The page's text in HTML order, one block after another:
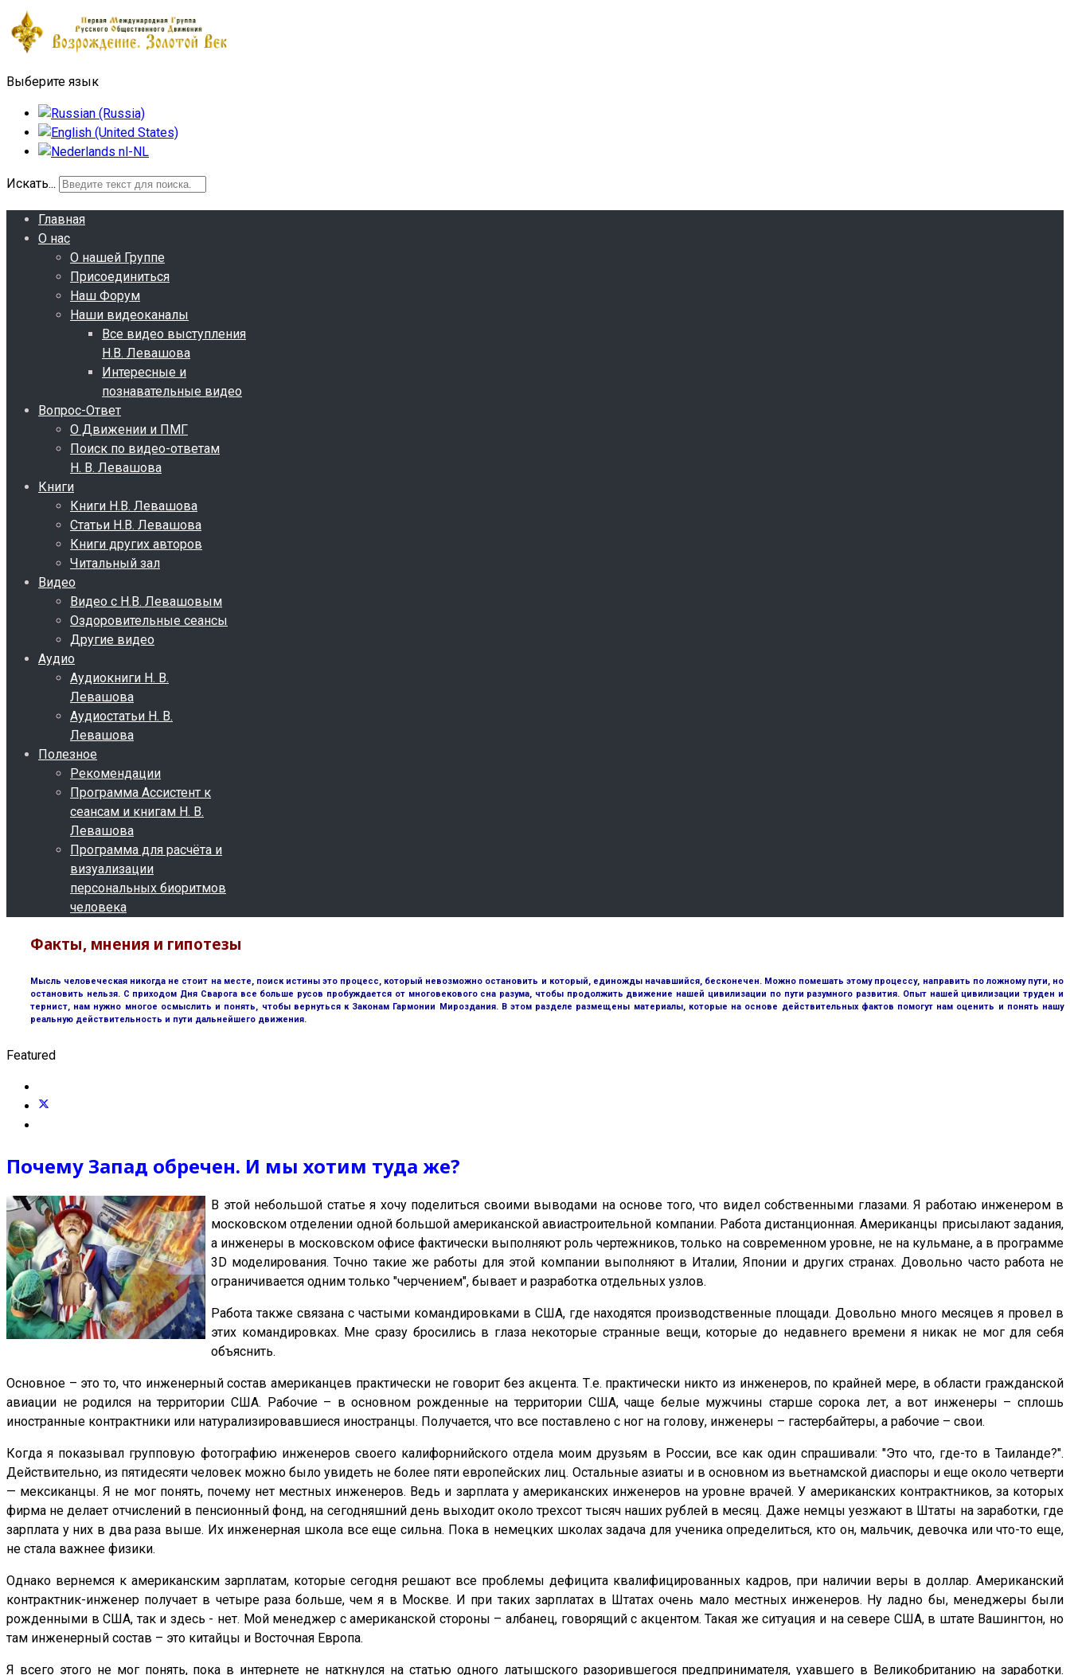
Выберите язык
Искать...
Главная
О нас
О нашей Группе
Присоединиться
Наш Форум
Наши видеоканалы
Все видео выступления
Н.В. Левашова
Интересные и
познавательные видео
Вопрос-Ответ
О Движении и ПМГ
Поиск по видео-ответам
Н. В. Левашова
Книги
Книги Н.В. Левашова
Статьи Н.В. Левашова
Книги других авторов
Читальный зал
Видео
Видео с Н.В. Левашовым
Оздоровительные сеансы
Другие видео
Аудио
Аудиокниги Н. В.
Левашова
Аудиостатьи Н. В.
Левашова
Полезное
Рекомендации
Программа Ассистент к
сеансам и книгам Н. В.
Левашова
Программа для расчёта и
визуализации
персональных биоритмов
человека
Факты, мнения и гипотезы
Мысль человеческая никогда не стоит на месте, поиск истины это процесс, который невозможно остановить и который, единожды начавшийся, бесконечен. Можно помешать этому процессу, направить по ложному пути, но
остановить нельзя. С приходом Дня Сварога все больше русов пробуждается от многовекового сна разума, чтобы продолжить движение нашей цивилизации по пути разумного развития. Опыт нашей цивилизации труден и
тернист, нам нужно многое осмыслить и понять, чтобы вернуться к Законам Гармонии Мироздания. В этом разделе размещены материалы, которые на основе действительных фактов помогут нам оценить и понять нашу
реальную действительность и пути дальнейшего движения.
Featured
Почему Запад обречен. И мы хотим туда же?
В этой небольшой статье я хочу поделиться своими выводами на основе того, что видел собственными глазами. Я работаю инженером в
московском отделении одной большой американской авиастроительной компании. Работа дистанционная. Американцы присылают задания,
а инженеры в московском офисе фактически выполняют роль чертежников, только на современном уровне, не на кульмане, а в программе
3D моделирования. Точно такие же работы для этой компании выполняют в Италии, Японии и других странах. Довольно часто работа не
ограничивается одним только "черчением", бывает и разработка отдельных узлов.
Работа также связана с частыми командировками в США, где находятся производственные площади. Довольно много месяцев я провел в
этих командировках. Мне сразу бросились в глаза некоторые странные вещи, которые до недавнего времени я никак не мог для себя
объяснить.
Основное – это то, что инженерный состав американцев практически не говорит без акцента. Т.е. практически никто из инженеров, по крайней мере, в области гражданской
авиации не родился на территории США. Рабочие – в основном рожденные на территории США, чаще белые мужчины старше сорока лет, а вот инженеры – сплошь
иностранные контрактники или натурализировавшиеся иностранцы. Получается, что все поставлено с ног на голову, инженеры – гастербайтеры, а рабочие – свои.
Когда я показывал групповую фотографию инженеров своего калифорнийского отдела моим друзьям в России, все как один спрашивали: "Это что, где-то в Таиланде?".
Действительно, из пятидесяти человек можно было увидеть не более пяти европейских лиц. Остальные азиаты и в основном из вьетнамской диаспоры и еще около четверти
— мексиканцы. Я не мог понять, почему нет местных инженеров. Ведь и зарплата у американских инженеров на уровне врачей. У американских контрактников, за которых
фирма не делает отчислений в пенсионный фонд, на сегодняшний день выходит около трехсот тысяч наших рублей в месяц. Даже немцы уезжают в Штаты на заработки, где
зарплата у них в два раза выше. Их инженерная школа все еще сильна. Пока в немецких школах задача для ученика определиться, кто он, мальчик, девочка или что-то еще,
не стала важнее физики.
Однако вернемся к американским зарплатам, которые сегодня решают все проблемы дефицита квалифицированных кадров, при наличии веры в доллар. Американский
контрактник-инженер получает в четыре раза больше, чем я в Москве. И при таких зарплатах в Штатах очень мало местных инженеров. Ну ладно бы, менеджеры были
рожденными в США, так и здесь - нет. Мой менеджер с американской стороны – албанец, говорящий с акцентом. Такая же ситуация и на севере США, в штате Вашингтон, но
там инженерный состав – это китайцы и Восточная Европа.
Я всего этого не мог понять, пока в интернете не наткнулся на статью одного латышского разорившегося предпринимателя, ухавшего в Великобританию на заработки.